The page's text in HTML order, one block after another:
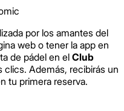
por los amantes del
web o tener la app en
de pádel en el Club
clics. Además, recibirás un
tu primera reserva.